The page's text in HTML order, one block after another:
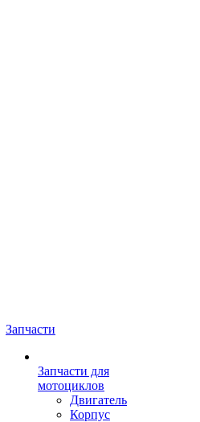
Запчасти
Запчасти для
мотоциклов
Двигатель
Корпус